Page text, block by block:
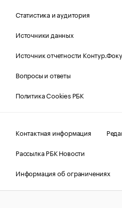
Статистика и аудитория
Источники данных
Источник отчетности
Вопросы и ответы
Политика Cookies РБК
Контактная информация
Рассылка РБК Новости
Информация об ограничениях
Правовая информация
О